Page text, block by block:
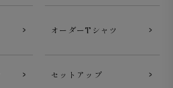
オーダーTシャツ
セットアップ